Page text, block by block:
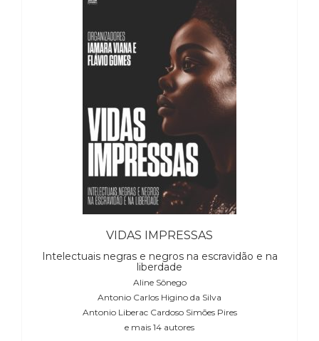
VIDAS IMPRESSAS
Intelectuais negras e negros na escravidão e na
liberdade
Aline Sônego
Antonio Carlos Higino da Silva
Antonio Liberac Cardoso Simões Pires
e mais 14 autores